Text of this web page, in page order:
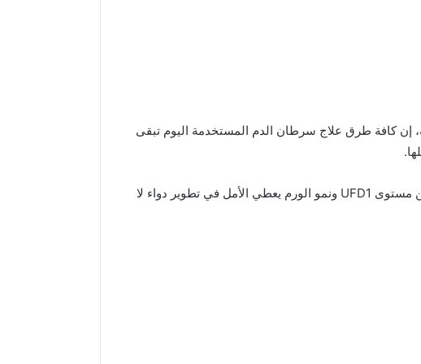
إن كافة طرق علاج سرطان الدم المستخدمة اليوم تبقى
وأشار إلى أن اكتشاف العلاقة المتبادلة بين مستوى UFD1 ونمو الورم يعطي الأمل في تطوير دواء لا